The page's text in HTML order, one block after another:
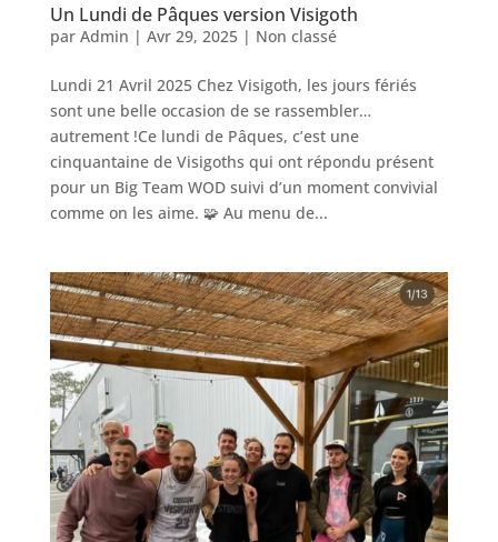
Un Lundi de Pâques version Visigoth
par Admin | Avr 29, 2025| Non classé
Lundi 21 Avril 2025 Chez Visigoth, les jours fériés
sont une belle occasion de se rassembler…
autrement !Ce lundi de Pâques, c’est une
cinquantaine de Visigoths qui ont répondu présent
pour un Big Team WOD suivi d’un moment convivial
comme on les aime. 🧩 Au menu de...